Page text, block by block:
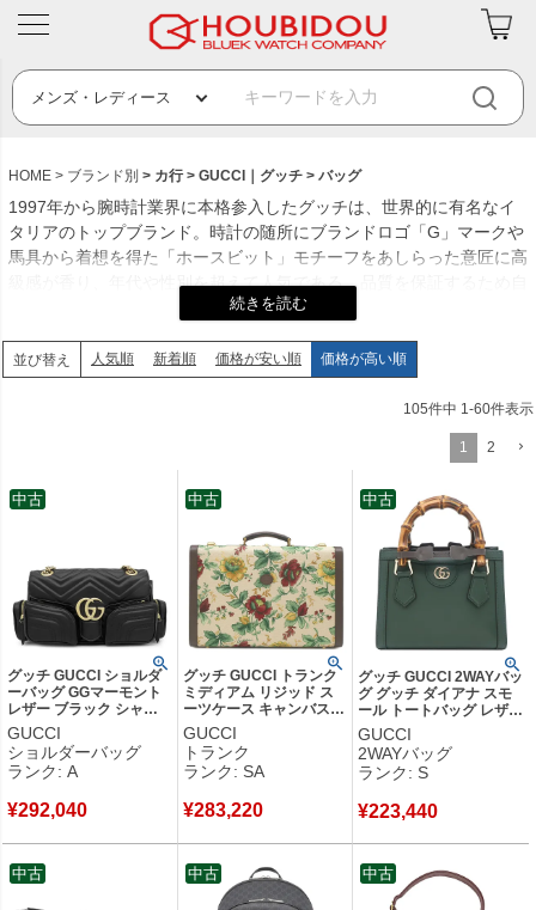
HOME ブランド別 カ行 GUCCI｜グッチ バッグ
1997年から腕時計業界に本格参入したグッチは、世界的に有名なイ
タリアのトップブランド。時計の随所にブランドロゴ「G」マークや
馬具から着想を得た「ホースビット」モチーフをあしらった意匠に高
級感が香り、年代や性別を超えて人気である。品質を保証するため自
らの名を冠して「ブランドの元祖」と呼ばれるグッチの時計は、品質
度にファッションコレクションと連動した斬新なデザインが続々と発
表されるのもグッチ時計の楽しみだ。常に時代の先端を彩るグッチの
時計は流行に敏感なセレブの手元からスタイリッシュな装いを完成さ
発祥地：イタリア フィレンツェ
創業者：グッチオ・グッチ
並び替え 人気順 新着順 価格が安い順 価格が高い順
105件中 1-60件表示
1 2
グッチ GUCCI ショルダ
ーバッグ GGマーモント
レザー ブラック シャン
パンゴールド金具 チェー
ンショルダー 黒 795228
【保存袋】 【中古】中古
美品
GUCCI
ショルダーバッグ
ランク: A
¥292,040
中古
グッチ GUCCI トランク
ミディアム リジッド ス
ーツケース キャンバス
レザー ベージュ×ブラウ
ン ゴールド金具 フロー
ラ フラワー 花柄 ダブル
G 722179 【中古】新品
GUCCI
トランク
ランク: SA
¥283,220
中古
グッチ GUCCI 2WAYバッ
グ グッチ ダイアナ スモ
ール トートバッグ レザー
バンブー グリーン ゴール
ド金具 緑 ショルダー
832936 【保存袋】 【中
古】未使用保管品
GUCCI
2WAYバッグ
ランク: S
¥223,440
中古
中古 中古 中古